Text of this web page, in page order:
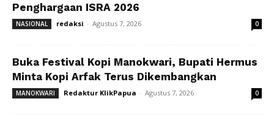
Penghargaan ISRA 2026
NASIONAL redaksi - Agustus 7, 2026 0
Buka Festival Kopi Manokwari, Bupati Hermus
Minta Kopi Arfak Terus Dikembangkan
MANOKWARI Redaktur KlikPapua - Agustus 7, 2026 0